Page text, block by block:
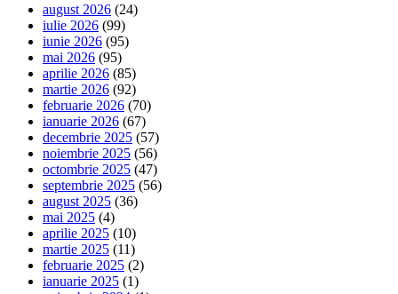
august 2026 (24)
iulie 2026 (99)
iunie 2026 (95)
mai 2026 (95)
aprilie 2026 (85)
martie 2026 (92)
februarie 2026 (70)
ianuarie 2026 (67)
decembrie 2025 (57)
noiembrie 2025 (56)
octombrie 2025 (47)
septembrie 2025 (56)
august 2025 (36)
mai 2025 (4)
aprilie 2025 (10)
martie 2025 (11)
februarie 2025 (2)
ianuarie 2025 (1)